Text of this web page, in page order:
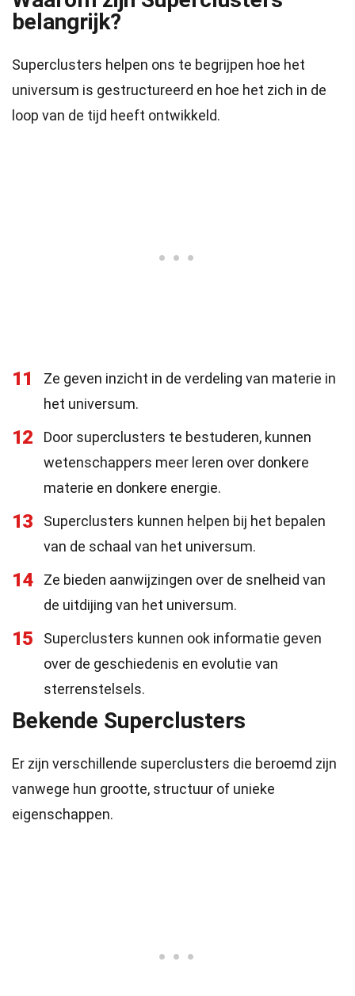
belangrijk?
Superclusters helpen ons te begrijpen hoe het
universum is gestructureerd en hoe het zich in de
loop van de tijd heeft ontwikkeld.
11
Ze geven inzicht in de verdeling van materie in
het universum.
12
Door superclusters te bestuderen, kunnen
wetenschappers meer leren over donkere
materie en donkere energie.
13
Superclusters kunnen helpen bij het bepalen
van de schaal van het universum.
14
Ze bieden aanwijzingen over de snelheid van
de uitdijing van het universum.
15
Superclusters kunnen ook informatie geven
over de geschiedenis en evolutie van
sterrenstelsels.
Bekende Superclusters
Er zijn verschillende superclusters die beroemd zijn
vanwege hun grootte, structuur of unieke
eigenschappen.